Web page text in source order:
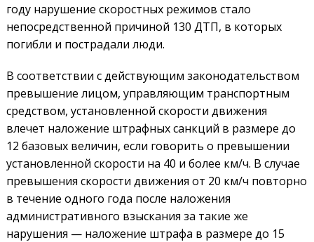
году нарушение скоростных режимов стало
непосредственной причиной 130 ДТП, в которых
погибли и пострадали люди.
В соответствии с действующим законодательством
превышение лицом, управляющим транспортным
средством, установленной скорости движения
влечет наложение штрафных санкций в размере до
12 базовых величин, если говорить о превышении
установленной скорости на 40 и более км/ч. В случае
превышения скорости движения от 20 км/ч повторно
в течение одного года после наложения
административного взыскания за такие же
нарушения — наложение штрафа в размере до 15